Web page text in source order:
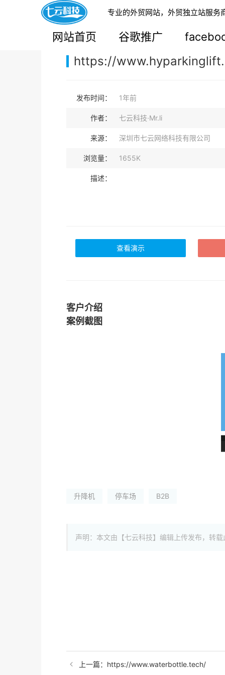
专业的外贸网站，外贸独立站服务
网站首页 谷歌推广
您的当前位置： 网站首页>案例展示>B2B外贸独
https://
发布时间： 1年前
作者： 七云科技·Mr.li
来源： 深圳市七云网络科技有限公司
浏览量： 1655K
描述：
查看演示
客户介绍
案例截图
升降机 停车场 B2B
声明：本文由【七云科技】编辑上传发布，转
上一篇：https://www.waterbottle.tech/